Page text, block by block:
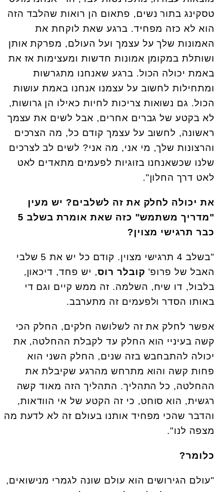
טסקינג בתור נשים, פתאום הן רואות שהלבד הזה
הוא לא כזה מפחיד. ברגע שאת לוקחת את
האמונות שלך על עצמך ועל העולם, מפרקת אותן
ושותלת במקומן אמונות חדשות ומעצימות אז את
באמת יכולה הכול. ברגע שאנחנו מתגרשות
ומתחילות לחשוב על עצמנו אנחנו באמת עושות
הכול. גם נשואות צריכות לחיות כאילו הן גרושות,
לא בקטע של גברים אחרים, אבל לשים את עצמך
ראשונה, לחשוב על עצמך קודם כל, מה הצרכים
והרצונות שלך, מי אני, מה אני? לשים לב לצרכים
שלנו שכשאנחנו בזוגיות לפעמים מתאדים לאט
לאט דרך החלון".
את יכולה לחלק את זה לשלבים? יש מעין
"מדריך משתמש" כזה שאת אומרת בשלב 5
כבר תרגישי מצוין?
"בשלב 4 תרגישי מצוין. קודם כל יש את 5 שלבי
האבל של פרופ' קובלר רוס, יש פחד, דיכאון,
בלבול, דו שיח, השלמה. זה ממש קיים וגם די
באותו הסדר ולפעמים זה מתערבב.
אפשר לחלק את זה לשלושה חלקים, החלק הכי
קשה בעיניי הוא החלק עד לקבלת ההחלטה, את
יכולה להתבחבש בזה שנים, החלק השני הוא
פחות קשה והוא מתרחש מהרגע שקיבלת את
ההחלטה, כל התהליך. התהליך הזה מאוד קשה
רגשית, הוא סוחט, כי זה הקטע של אי הוודאות,
והדבר שהכי מפחיד אותנו בעולם זה לא לדעת מה
מצפה לנו".
כלומר?
"עולם הגירושים הוא עולם שונה לגמרי מנישואים,